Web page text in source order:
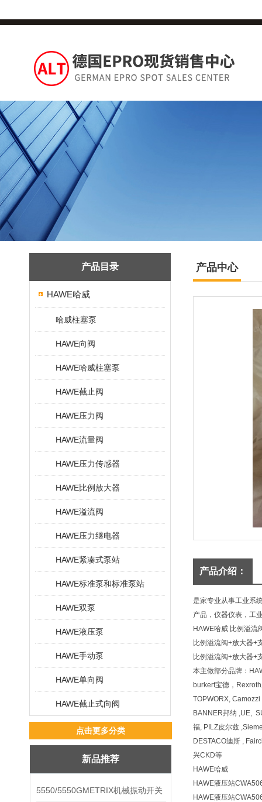
产品目录
HAWE哈威
哈威柱塞泵
HAWE向阀
HAWE哈威柱塞泵
HAWE截止阀
HAWE压力阀
HAWE流量阀
HAWE压力传感器
HAWE比例放大器
HAWE溢流阀
HAWE压力继电器
HAWE紧凑式泵站
HAWE标准泵和标准泵站
HAWE双泵
HAWE液压泵
HAWE手动泵
HAWE单向阀
HAWE截止式向阀
点击更多分类
新品推荐
5550/5550GMETRIX机械振动开关
产品中心
产品介绍：
是家专业从事工业系
产品，仪器仪表，工
HAWE哈威 比例溢流
比例溢流阀+放大器
比例溢流阀+放大器
本主做部分品牌：
burkert宝德，
TOPWORX,
BANNER邦纳 ,UE,
福, PILZ皮尔兹
DESTACO迪斯 ,
兴CKD等
HAWE哈威
HAWE液压站
HAWE液压站